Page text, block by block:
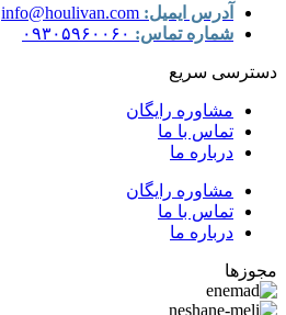
آدرس ایمیل: info@houlivan.com
شماره تماس: ۰۹۳۰۵۹۶۰۰۶۰
دسترسی سریع
مشاوره رایگان
تماس با ما
درباره ما
مشاوره رایگان
تماس با ما
درباره ما
مجوزها